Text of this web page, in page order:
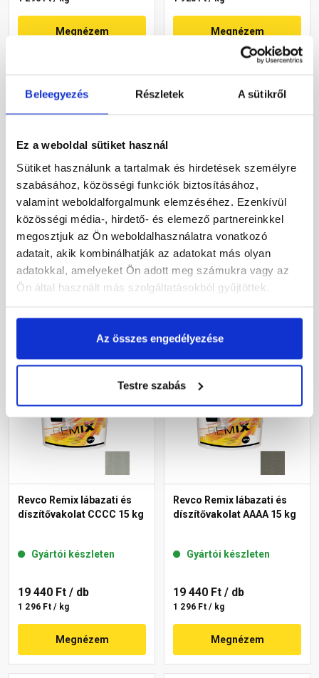
Beleegyezés Részletek A sütikről
Ez a weboldal sütiket használ
Sütiket használunk a tartalmak és hirdetések személyre
szabásához, közösségi funkciók biztosításához,
valamint weboldalforgalmunk elemzéséhez. Ezenkívül
közösségi média-, hirdető- és elemező partnereinkkel
megosztjuk az Ön weboldalhasználatra vonatkozó
adatait, akik kombinálhatják az adatokat más olyan
adatokkal, amelyeket Ön adott meg számukra vagy az
Ön által használt más szolgáltatásokból gyűjtöttek.
Az összes engedélyezése
Testre szabás
Megnézem Megnézem
Masterplast
Thermomaster lábazati és
díszítő vakolat M201 15 kg
Gyártói készleten
21 430 Ft/ db
Megnézem
Mapei Mape-Mosaic
díszítővakolat 1,6 mm
gránit 20 kg
Rendelésre
38 465 Ft/ vödör
Megnézem
Revco Remix lábazati és
díszítővakolat CCCC 15 kg
Gyártói készleten
19 440 Ft / db
1 296 Ft / kg
Megnézem
Revco Remix lábazati és
díszítővakolat AAAA 15 kg
Gyártói készleten
19 440 Ft / db
1 296 Ft / kg
Megnézem